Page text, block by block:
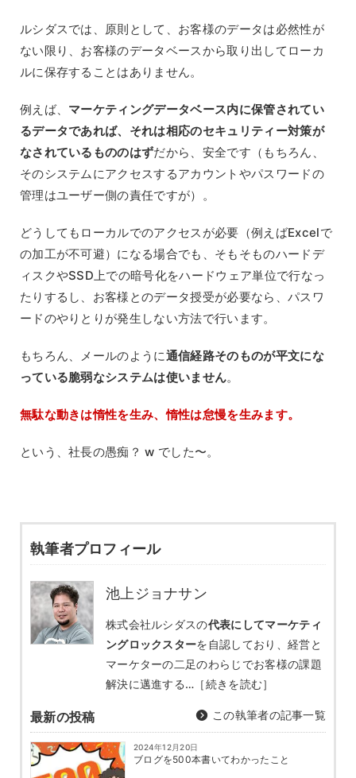
ルシダスでは、原則として、お客様のデータは必然性が
ない限り、お客様のデータベースから取り出してローカ
ルに保存することはありません。
例えば、 マーケティングデータベース内に保管されてい
るデータであれば、それは相応のセキュリティー対策が
なされているもののはずだから、安全です（もちろん、
そのシステムにアクセスするアカウントやパスワードの
管理はユーザー側の責任ですが）。
どうしてもローカルでのアクセスが必要（例えばExcelで
の加工が不可避）になる場合でも、そもそものハードデ
ィスクやSSD上での暗号化をハードウェア単位で行なっ
たりするし、お客様とのデータ授受が必要なら、パスワ
ードのやりとりが発生しない方法で行います。
もちろん、メールのように通信経路そのものが平文にな
っている脆弱なシステムは使いません。
無駄な動きは惰性を生み、惰性は怠慢を生みます。
という、社長の愚痴？ w でした〜。
執筆者プロフィール
池上ジョナサン
株式会社ルシダスの代表にしてマーケティ
ングロックスターを自認しており、経営と
マーケターの二足のわらじでお客様の課題
解決に邁進する… ［続きを読む］
最新の投稿 この執筆者の記事一覧
2024年12月20日
ブログを500本書いてわかったこと